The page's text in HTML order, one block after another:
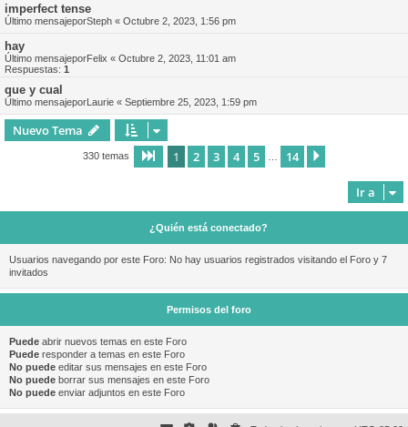
imperfect tense
Último mensajeporSteph « Octubre 2, 2023, 1:56 pm
hay
Último mensajeporFelix « Octubre 2, 2023, 11:01 am
Respuestas: 1
que y cual
Último mensajeporLaurie « Septiembre 25, 2023, 1:59 pm
Nuevo Tema
330 temas Página de 14
1 2 3 4 5 14
Ir a
¿Quién está conectado?
Usuarios navegando por este Foro: No hay usuarios registrados visitando el Foro y 7
invitados
Permisos del foro
Puede abrir nuevos temas en este Foro
Puede responder a temas en este Foro
No puede editar sus mensajes en este Foro
No puede borrar sus mensajes en este Foro
No puede enviar adjuntos en este Foro